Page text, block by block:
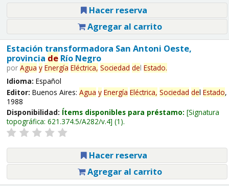
Hacer reserva
Agregar al carrito
Estación transformadora San Antoni Oeste,
provincia deRío Negro
por Agua y Energía Eléctrica, Sociedad del Estado.
Idioma: Español
Editor: Buenos Aires: Agua y Energía Eléctrica, Sociedad del Estado,
1988
Disponibilidad: Ítems disponibles para préstamo: Signatura
topográfica: 621.374.5/A282/v.4 (1).
Hacer reserva
Agregar al carrito